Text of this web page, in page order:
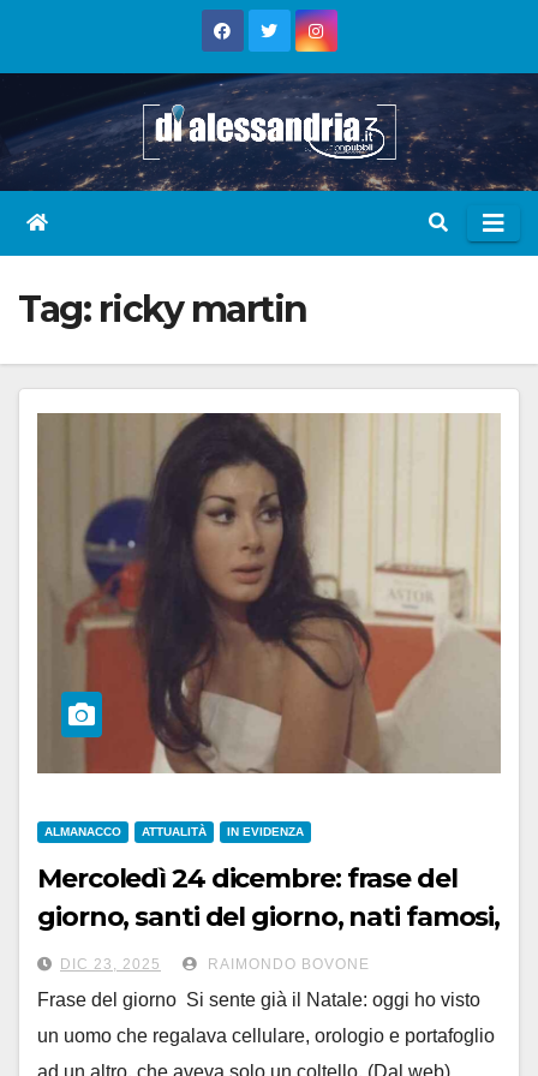
Tag: ricky martin
ALMANACCO ATTUALITÀ IN EVIDENZA
Mercoledì 24 dicembre: frase del
giorno, santi del giorno, nati famosi,
accadde oggi
DIC 23, 2025 RAIMONDO BOVONE
Frase del giorno Si sente già il Natale: oggi ho visto
un uomo che regalava cellulare, orologio e portafoglio
ad un altro, che aveva solo un coltello. (Dal web)